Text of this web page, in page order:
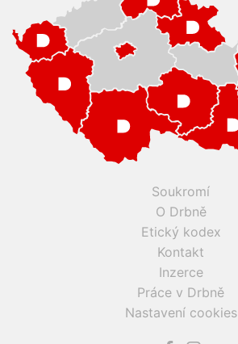
Soukromí
O Drbně
Etický kodex
Kontakt
Inzerce
Práce v Drbně
Nastavení cookies